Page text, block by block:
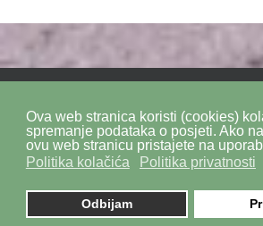
Ova web stranica koristi (cookies)
spremanje podataka o posjeti. Ako
ovu web stranicu pristajete na
Politika kolačića
Politika privatnosti
Odbijam
Politika privatnosti Politika
Impressum Kontakt DPZ
© 2026. by